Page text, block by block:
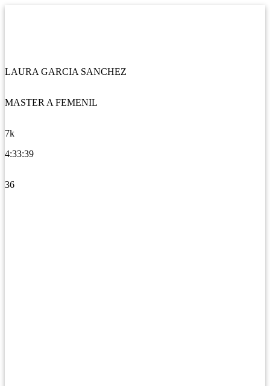
LAURA GARCIA SANCHEZ
MASTER A FEMENIL
7k
4:33:39
36